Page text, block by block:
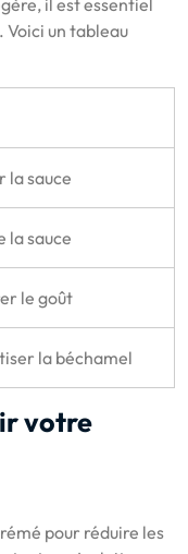
un tableau
la sauce
la sauce
le goût
la béchamel
votre
pour réduire les